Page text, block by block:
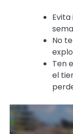
No
Ten
el